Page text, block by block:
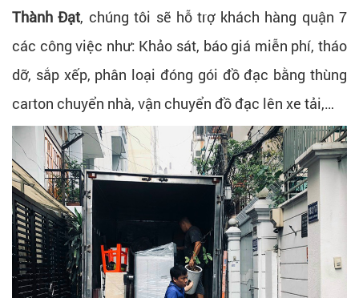
Thành Đạt, chúng tôi sẽ hỗ trợ khách hàng quận 7
các công việc như: Khảo sát, báo giá miễn phí, tháo
dỡ, sắp xếp, phân loại đóng gói đồ đạc bằng thùng
carton chuyển nhà, vận chuyển đồ đạc lên xe tải,…